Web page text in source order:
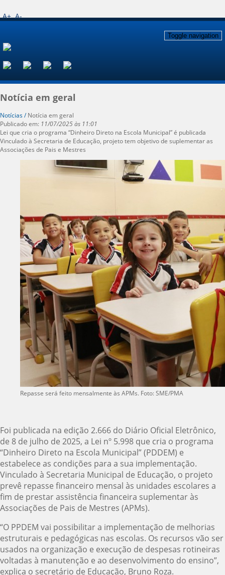
A+ A-
Toggle navigation
Notícia em geral
Notícias /Notícia em geral
Publicado em: 11/07/2025 às 11:01
Lei que cria o programa “Dinheiro Direto na Escola Municipal” é publicada
Vinculado à Secretaria de Educação, projeto tem objetivo de suplementar as
Associações de Pais e Mestres
Repasse será feito mensalmente às APMs. Foto: SME/PMA
Foi publicada na edição 2.666 do Diário Oficial Eletrônico,
de 8 de julho de 2025, a Lei nº 5.998 que cria o programa
“Dinheiro Direto na Escola Municipal” (PDDEM) e
estabelece as condições para a sua implementação.
Vinculado à Secretaria Municipal de Educação, o projeto
prevê repasse financeiro mensal às unidades escolares a
fim de prestar assistência financeira suplementar às
Associações de Pais de Mestres (APMs).
“O PPDEM vai possibilitar a implementação de melhorias
estruturais e pedagógicas nas escolas. Os recursos vão ser
usados na organização e execução de despesas rotineiras
voltadas à manutenção e ao desenvolvimento do ensino”,
explica o secretário de Educação, Bruno Roza.